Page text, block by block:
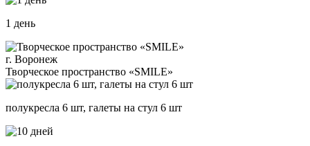
1 день
г. Воронеж
Творческое пространство «SMILE»
полукресла 6 шт, галеты на стул 6 шт